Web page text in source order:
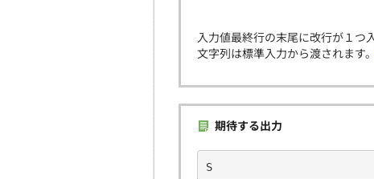
入力値最終行の末尾に改行が１つ
文字列は標準入力から渡されます。
期待する出力
S